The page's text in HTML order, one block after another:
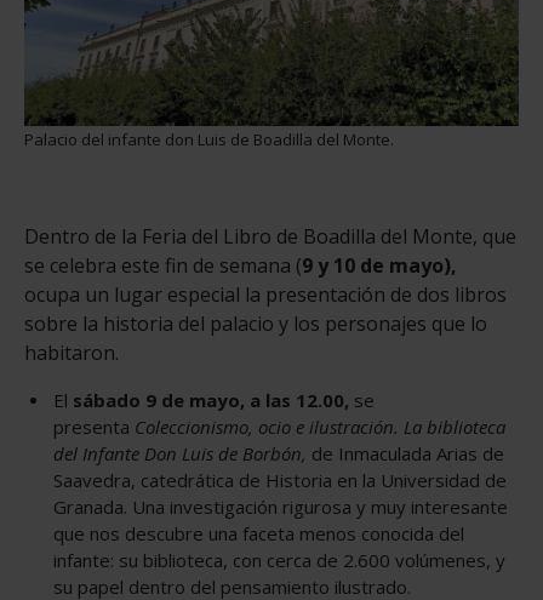
Palacio del infante don Luis de Boadilla del Monte.
Dentro de la Feria del Libro de Boadilla del Monte, que
se celebra este fin de semana (9 y 10 de mayo),
ocupa un lugar especial la presentación de dos libros
sobre la historia del palacio y los personajes que lo
habitaron.
El sábado 9 de mayo, a las 12.00, se
presenta Coleccionismo, ocio e ilustración. La biblioteca
del Infante Don Luis de Borbón, de Inmaculada Arias de
Saavedra, catedrática de Historia en la Universidad de
Granada. Una investigación rigurosa y muy interesante
que nos descubre una faceta menos conocida del
infante: su biblioteca, con cerca de 2.600 volúmenes, y
su papel dentro del pensamiento ilustrado.